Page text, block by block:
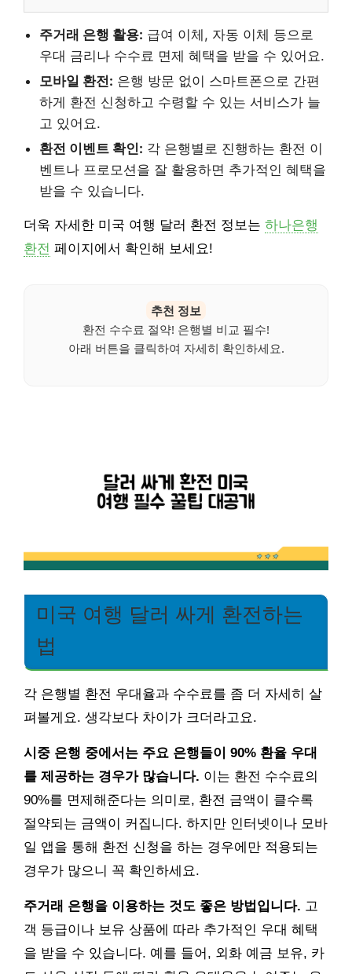
주거래 은행 활용: 급여 이체, 자동 이체 등으로
우대 금리나 수수료 면제 혜택을 받을 수 있어요.
모바일 환전: 은행 방문 없이 스마트폰으로 간편
하게 환전 신청하고 수령할 수 있는 서비스가 늘
고 있어요.
환전 이벤트 확인: 각 은행별로 진행하는 환전 이
벤트나 프로모션을 잘 활용하면 추가적인 혜택을
받을 수 있습니다.
더욱 자세한 미국 여행 달러 환전 정보는 하나은행
환전 페이지에서 확인해 보세요!
추천 정보
환전 수수료 절약! 은행별 비교 필수!
아래 버튼을 클릭하여 자세히 확인하세요.
미국 여행 달러 싸게 환전하는
법
각 은행별 환전 우대율과 수수료를 좀 더 자세히 살
펴볼게요. 생각보다 차이가 크더라고요.
시중 은행 중에서는 주요 은행들이 90% 환율 우대
를 제공하는 경우가 많습니다. 이는 환전 수수료의
90%를 면제해준다는 의미로, 환전 금액이 클수록
절약되는 금액이 커집니다. 하지만 인터넷이나 모바
일 앱을 통해 환전 신청을 하는 경우에만 적용되는
경우가 많으니 꼭 확인하세요.
주거래 은행을 이용하는 것도 좋은 방법입니다. 고
객 등급이나 보유 상품에 따라 추가적인 우대 혜택
을 받을 수 있습니다. 예를 들어, 외화 예금 보유, 카